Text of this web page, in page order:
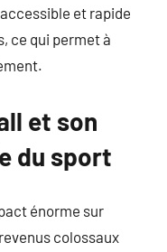
et rapide
ce qui permet à
et son
du sport
énorme sur
colossaux